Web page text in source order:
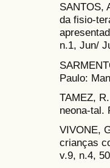
SANTOS,
da fisio-
n.1, Jun/
Paulo:
TAMEZ,
neona-tal.
VIVONE,
crianças
v.9, n.4,